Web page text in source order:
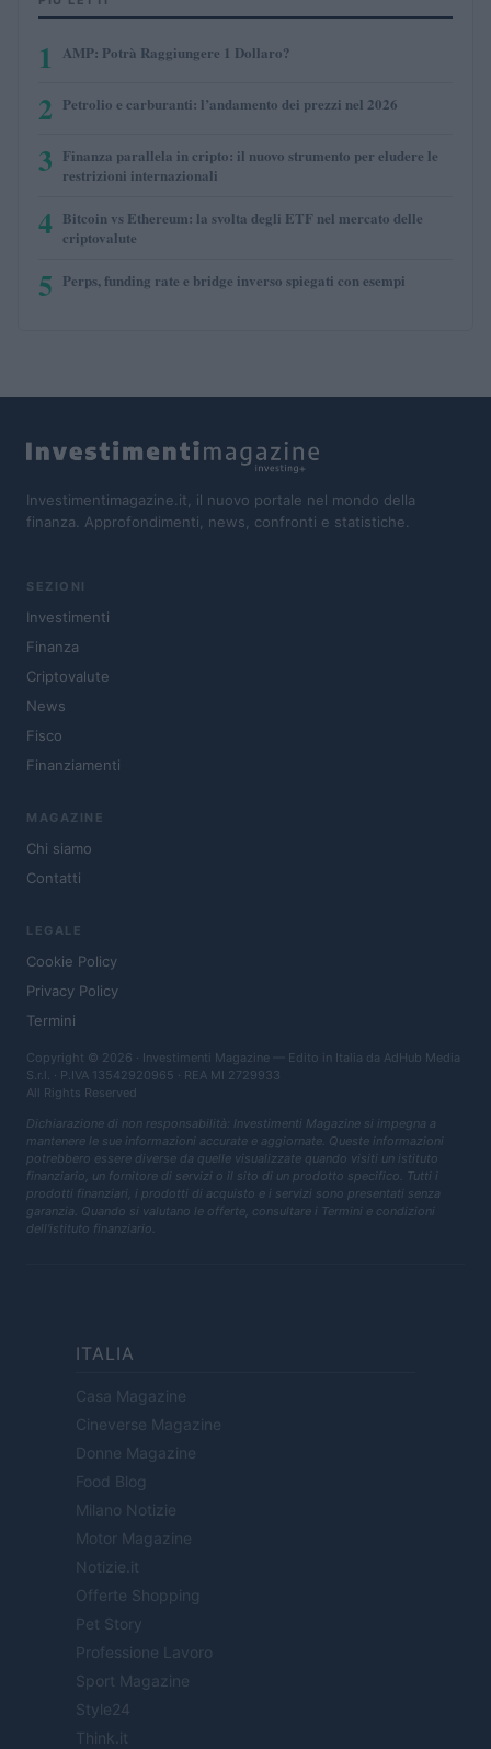
1 AMP: Potrà Raggiungere 1 Dollaro?
2 Petrolio e carburanti: l’andamento dei prezzi nel 2026
3 Finanza parallela in cripto: il nuovo strumento per eludere le
restrizioni internazionali
4 Bitcoin vs Ethereum: la svolta degli ETF nel mercato delle
criptovalute
5 Perps, funding rate e bridge inverso spiegati con esempi
Investimentimagazine.it, il nuovo portale nel mondo della
finanza. Approfondimenti, news, confronti e statistiche.
SEZIONI
Investimenti
Finanza
Criptovalute
News
Fisco
Finanziamenti
MAGAZINE
Chi siamo
Contatti
LEGALE
Cookie Policy
Privacy Policy
Termini
Copyright © 2026 · Investimenti Magazine — Edito in Italia da AdHub Media
S.r.l. · P.IVA 13542920965 · REA MI 2729933
All Rights Reserved
Dichiarazione di non responsabilità: Investimenti Magazine si impegna a
mantenere le sue informazioni accurate e aggiornate. Queste informazioni
potrebbero essere diverse da quelle visualizzate quando visiti un istituto
finanziario, un fornitore di servizi o il sito di un prodotto specifico. Tutti i
prodotti finanziari, i prodotti di acquisto e i servizi sono presentati senza
garanzia. Quando si valutano le offerte, consultare i Termini e condizioni
dell'istituto finanziario.
ITALIA
Casa Magazine
Cineverse Magazine
Donne Magazine
Food Blog
Milano Notizie
Motor Magazine
Notizie.it
Offerte Shopping
Pet Story
Professione Lavoro
Sport Magazine
Style24
Think.it